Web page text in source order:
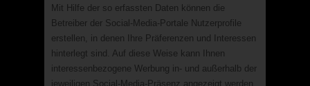
Mit Hilfe der so erfassten Daten können die
Betreiber der Social-Media-Portale Nutzerprofile
erstellen, in denen Ihre Präferenzen und Interessen
hinterlegt sind. Auf diese Weise kann Ihnen
interessenbezogene Werbung in- und außerhalb der
jeweiligen Social-Media-Präsenz angezeigt werden.